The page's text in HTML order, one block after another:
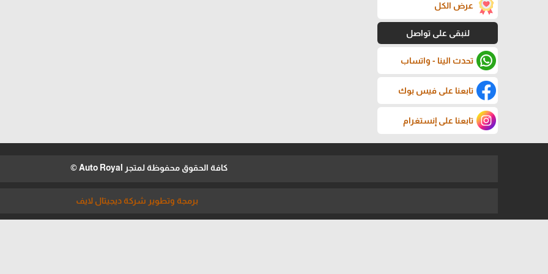
عرض الكل
لنبقى على تواصل
تحدث الينا - واتساب
تابعنا على فيس بوك
تابعنا على إنستغرام
كافة الحقوق محفوظة لمتجر Auto Royal ©
برمجة وتطوير شركة ديجيتال لايف